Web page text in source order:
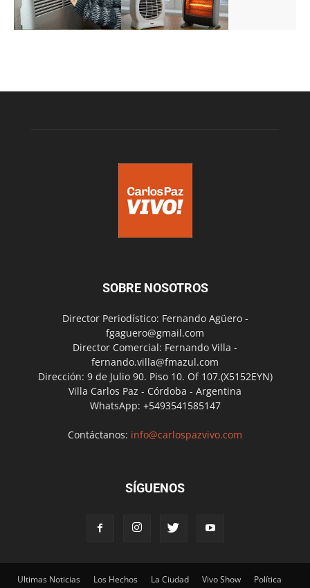
SOBRE NOSOTROS
Director Periodístico: Fernando Agüero -
fgaguero@gmail.com
Director Comercial: Fernando Villa -
fernando.villa@fmazul.com
Dirección: 9 de Julio 90. Piso 10. Of 107.(X5152EYN)
Villa Carlos Paz - Córdoba - Argentina
WhatsApp: +5493541585147
Contáctanos: info@carlospazvivo.com
SÍGUENOS
Ultimas Noticias Los Hechos La Ciudad Vivo Show Política